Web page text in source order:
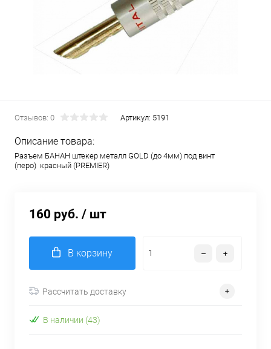
Отзывов: 0 Артикул: 5191
Описание товара:
Разъем БАНАН штекер металл GOLD (до 4мм) под винт
(перо) красный (PREMIER)
160 руб. / шт
В корзину
Рассчитать доставку
В наличии (43)